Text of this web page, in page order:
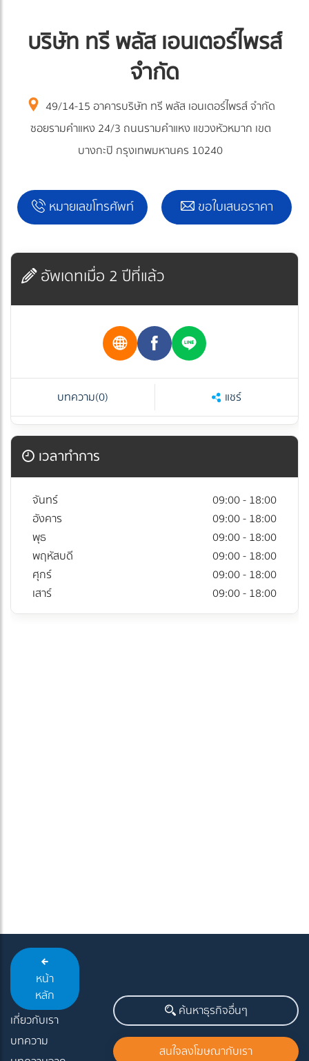
บริษัท ทรี พลัส เอนเตอร์ไพรส์
จำกัด
49/14-15 อาคารบริษัท ทรี พลัส เอนเตอร์ไพรส์ จำกัด
ซอยรามคำแหง 24/3 ถนนรามคำแหง แขวงหัวหมาก เขต
บางกะปิ กรุงเทพมหานคร 10240
หมายเลขโทรศัพท์ ขอใบเสนอราคา
อัพเดทเมื่อ 2 ปีที่แล้ว
บทความ(0) แชร์
เวลาทำการ
จันทร์
09:00 - 18:00
อังคาร
09:00 - 18:00
พุธ
09:00 - 18:00
พฤหัสบดี
09:00 - 18:00
ศุกร์
09:00 - 18:00
เสาร์
09:00 - 18:00
หน้า
หลัก
เกี่ยวกับเรา
บทความ
ค้นหาธุรกิจอื่นๆ
สนใจลงโฆษณากับเรา